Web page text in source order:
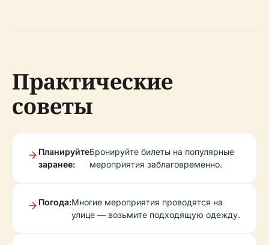
Практические
советы
Планируйте
заранее:
Бронируйте билеты на популярные
мероприятия заблаговременно.
Погода:Многие мероприятия проводятся на
улице — возьмите подходящую одежду.